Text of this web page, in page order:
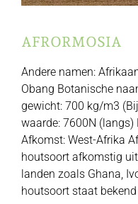
AFRORMOSIA
Andere namen:
Obang Botanische
gewicht: 700 kg/m3
waarde: 7600N (langs)
Afkomst: West-Afrika
houtsoort afkomstig
landen zoals Ghana,
houtsoort staat